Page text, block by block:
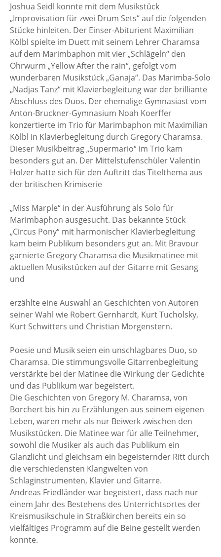
Joshua Seidl konnte mit dem Musikstück
„Improvisation für zwei Drum Sets“ auf die folgenden
Stücke hinleiten. Der Einser-Abiturient Maximilian
Kölbl spielte im Duett mit seinem Lehrer Charamsa
auf dem Marimbaphon mit vier „Schlägeln“ den
Ohrwurm „Yellow After the rain“, gefolgt vom
wunderbaren Musikstück „Ganaja“. Das Marimba-Solo
„Nadjas Tanz“ mit Klavierbegleitung war der brilliante
Abschluss des Duos. Der ehemalige Gymnasiast vom
Anton-Bruckner-Gymnasium Noah Koerffer
konzertierte im Trio für Marimbaphon mit Maximilian
Kölbl in Klavierbegleitung durch Gregory Charamsa.
Dieser Musikbeitrag „Supermario“ im Trio kam
besonders gut an. Der Mittelstufenschüler Valentin
Holzer hatte sich für den Auftritt das Titelthema aus
der britischen Krimiserie
„Miss Marple“ in der Ausführung als Solo für
Marimbaphon ausgesucht. Das bekannte Stück
„Circus Pony“ mit harmonischer Klavierbegleitung
kam beim Publikum besonders gut an. Mit Bravour
garnierte Gregory Charamsa die Musikmatinee mit
aktuellen Musikstücken auf der Gitarre mit Gesang
und
erzählte eine Auswahl an Geschichten von Autoren
seiner Wahl wie Robert Gernhardt, Kurt Tucholsky,
Kurt Schwitters und Christian Morgenstern.
Poesie und Musik seien ein unschlagbares Duo, so
Charamsa. Die stimmungsvolle Gitarrenbegleitung
verstärkte bei der Matinee die Wirkung der Gedichte
und das Publikum war begeistert.
Die Geschichten von Gregory M. Charamsa, von
Borchert bis hin zu Erzählungen aus seinem eigenen
Leben, waren mehr als nur Beiwerk zwischen den
Musikstücken. Die Matinee war für alle Teilnehmer,
sowohl die Musiker als auch das Publikum ein
Glanzlicht und gleichsam ein begeisternder Ritt durch
die verschiedensten Klangwelten von
Schlaginstrumenten, Klavier und Gitarre.
Andreas Friedländer war begeistert, dass nach nur
einem Jahr des Bestehens des Unterrichtsortes der
Kreismusikschule in Straßkirchen bereits ein so
vielfältiges Programm auf die Beine gestellt werden
konnte.